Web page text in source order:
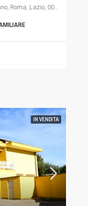
IN VENDITA